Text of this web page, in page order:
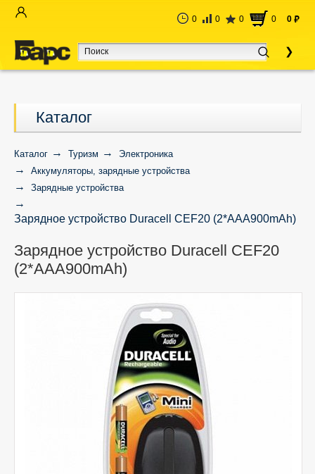
0 0 0 0 0 руб
Каталог
Каталог Туризм
Электроника
Аккумуляторы, зарядные устройства
Зарядные устройства
Зарядное устройство Duracell CEF20 (2*AAA900mAh)
Зарядное устройство Duracell CEF20
(2*AAA900mAh)